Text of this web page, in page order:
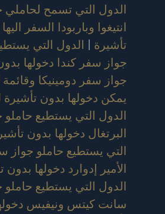
الدول التي تسمح لحاملي
انتيغوا وباربودا السفر
تأشيرة | الدول التي
جواز سفر كندا دخولها
جواز سفر دومينيكا
يمكن دخولها بدون تأشيرة
الدول التي يستطيع
البرتغال دخولها بدون
التي يستطيع حاملو جواز
الأمير إدوارد دخولها بدون
الدول التي يستطيع
سانت كيتس ونيفيس